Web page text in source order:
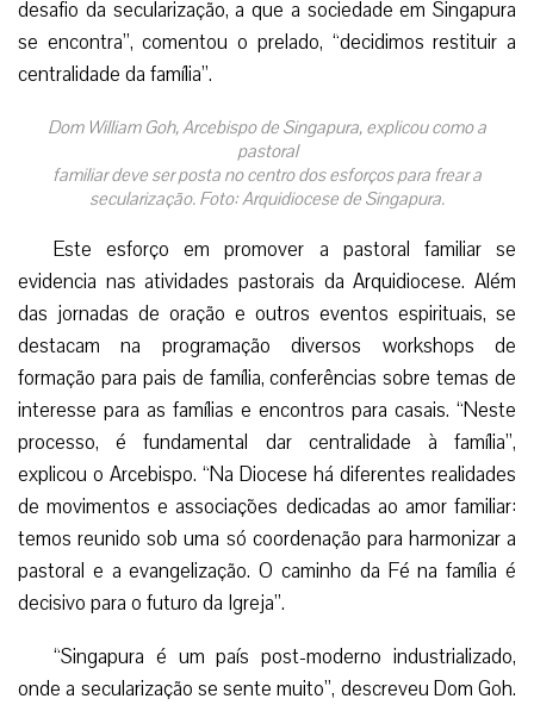
desafio da secularização, a que a sociedade em Singapura
se encontra”, comentou o prelado, “decidimos restituir a
centralidade da família”.
Dom William Goh, Arcebispo de Singapura, explicou como a
pastoral
familiar deve ser posta no centro dos esforços para frear a
secularização. Foto: Arquidiocese de Singapura.
Este esforço em promover a pastoral familiar se
evidencia nas atividades pastorais da Arquidiocese. Além
das jornadas de oração e outros eventos espirituais, se
destacam na programação diversos workshops de
formação para pais de família, conferências sobre temas de
interesse para as famílias e encontros para casais. “Neste
processo, é fundamental dar centralidade à família”,
explicou o Arcebispo. “Na Diocese há diferentes realidades
de movimentos e associações dedicadas ao amor familiar:
temos reunido sob uma só coordenação para harmonizar a
pastoral e a evangelização. O caminho da Fé na família é
decisivo para o futuro da Igreja”.
“Singapura é um país post-moderno industrializado,
onde a secularização se sente muito”, descreveu Dom Goh.